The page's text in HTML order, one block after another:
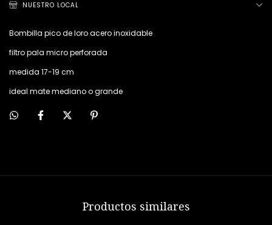
NUESTRO LOCAL
Bombilla pico de loro acero inoxidable
filtro pala micro perforada
medida 17-19 cm
ideal mate mediano o grande
Productos similares